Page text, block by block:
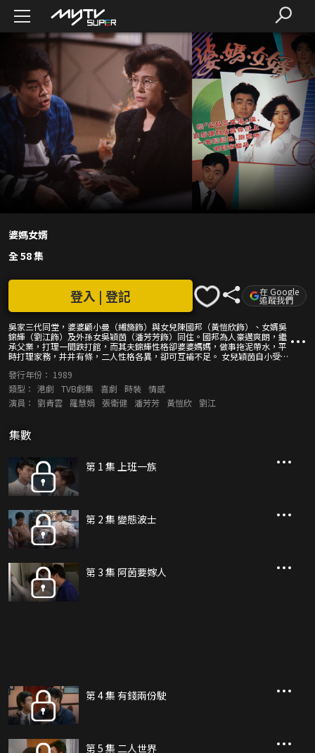
婆媽女婿
全 58 集
吳家三代同堂，婆婆顧小曼（緗旖飾）與女兒陳國邦（黃愷欣飾）、女婿吳
錦輝（劉江飾）及外孫女吳穎茵（潘芳芳飾）同住。國邦為人豪邁爽朗，繼
承父業，打理一間跌打館，而其夫錦輝性格卻婆婆媽媽，做事拖泥帶水，平
時打理家務，井井有條，二人性格各異，卻可互補不足。 女兒穎茵自小受大
吳家。志信對於這個女權至上的家庭感到不慣，不時聯同外父錦輝齊起革
命，結果兩夫妻的婚姻亮起紅燈！ 志信兄李志威（劉青雲飾）為人不修邊
幅，吊兒郎當，任職車房，與穎茵之上司游慧中（羅慧娟飾）發展一段感
情，但因二人身份階級有別，友儕間的閒言閒語，旁人的無形壓力，使二人
登入 | 登記 在 Google
追蹤我們
發行年份： 1989
類型： 港劇 TVB劇集 喜劇 時裝 情感
演員： 劉青雲 羅慧娟 張衛健 潘芳芳 黃愷欣 劉江
集數
第 1 集 上班一族
第 2 集 變態波士
第 3 集 阿茵要嫁人
第 4 集 有錢兩份駛
第 5 集 二人世界